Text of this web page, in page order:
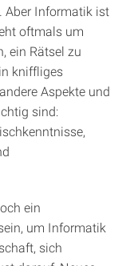
Aber Informatik ist
oftmals um
ein Rätsel zu
kniffliges
Aspekte und
sind:
ein
um Informatik
sich